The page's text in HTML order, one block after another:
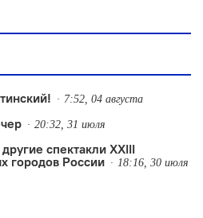
7:52, 04 августа
20:32, 31 июля
спектакли XXIII
городов России
18:16, 30 июля